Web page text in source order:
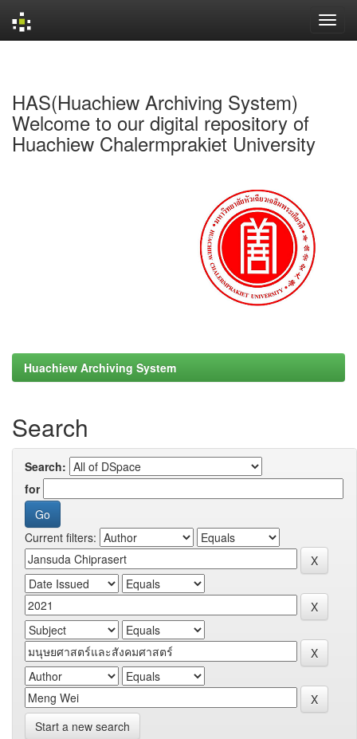
HAS(Huachiew Archiving System)
Welcome to our digital repository of
Huachiew Chalermprakiet University
Huachiew Archiving System
Search
Search:
for
Current filters:
Start a new search